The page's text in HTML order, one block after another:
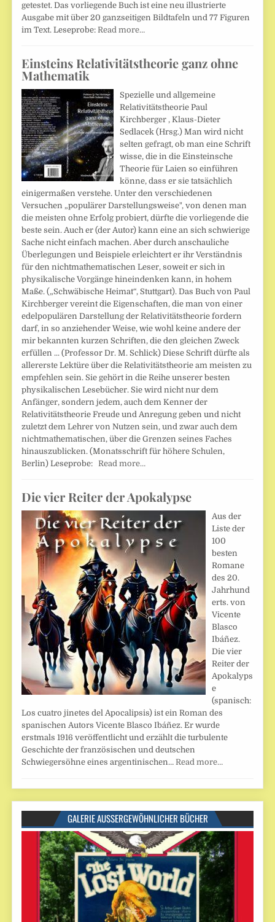
getestet. Das vorliegende Buch ist eine neu illustrierte
Ausgabe mit über 20 ganzseitigen Bildtafeln und 77 Figuren
im Text. Leseprobe:Read more…
Einsteins Relativitätstheorie ganz ohne
Mathematik
Spezielle und allgemeine
Relativitätstheorie Paul
Kirchberger , Klaus-Dieter
Sedlacek (Hrsg.) Man wird nicht
selten gefragt, ob man eine Schrift
wisse, die in die Einsteinsche
Theorie für Laien so einführen
könne, dass er sie tatsächlich
einigermaßen verstehe. Unter den verschiedenen
Versuchen „populärer Darstellungsweise", von denen man
die meisten ohne Erfolg probiert, dürfte die vorliegende die
beste sein. Auch er (der Autor) kann eine an sich schwierige
Sache nicht einfach machen. Aber durch anschauliche
Überlegungen und Beispiele erleichtert er ihr Verständnis
für den nichtmathematischen Leser, soweit er sich in
physikalische Vorgänge hineindenken kann, in hohem
Maße. („Schwäbische Heimat“, Stuttgart). Das Buch von Paul
Kirchberger vereint die Eigenschaften, die man von einer
edelpopulären Darstellung der Relativitätstheorie fordern
darf, in so anziehender Weise, wie wohl keine andere der
mir bekannten kurzen Schriften, die den gleichen Zweck
erfüllen ... (Professor Dr. M. Schlick) Diese Schrift dürfte als
allererste Lektüre über die Relativitätstheorie am meisten zu
empfehlen sein. Sie gehört in die Reihe unserer besten
physikalischen Lesebücher. Sie wird nicht nur dem
Anfänger, sondern jedem, auch dem Kenner der
Relativitätstheorie Freude und Anregung geben und nicht
zuletzt dem Lehrer von Nutzen sein, und zwar auch dem
nichtmathematischen, über die Grenzen seines Faches
hinauszublicken. (Monatsschrift für höhere Schulen,
Berlin) Leseprobe:Read more…
Die vier Reiter der Apokalypse
Aus der
Liste der
100
besten
Romane
des 20.
Jahrhund
erts. von
Vicente
Blasco
Ibáñez.
Die vier
Reiter der
Apokalyps
e
(spanisch:
Los cuatro jinetes del Apocalipsis) ist ein Roman des
spanischen Autors Vicente Blasco Ibáñez. Er wurde
erstmals 1916 veröffentlicht und erzählt die turbulente
Geschichte der französischen und deutschen
Schwiegersöhne eines argentinischen…Read more…
GALERIE AUSSERGEWÖHNLICHER BÜCHER